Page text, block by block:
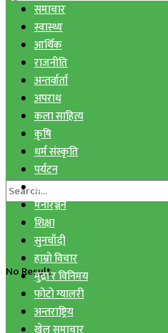
No Result
समाचार
स्वास्थ्य
आर्थिक
राजनीति
अन्तर्वार्ता
अपराध
कला साहित्य
कृषि
धर्म संस्कृति
पर्यटन
प्रविधि
मनोरञ्जन
शिक्षा
सुनचाँदी
हाम्रो विचार
मुद्रा र विनिमय
फोटो ग्यालरी
अन्तराष्ट्रिय